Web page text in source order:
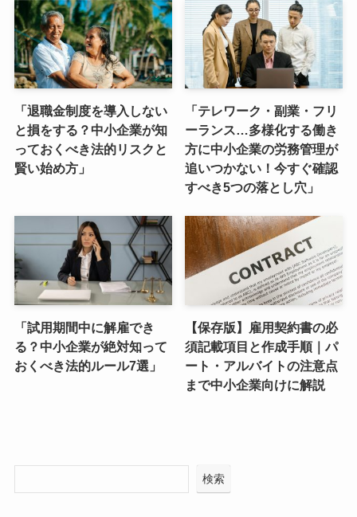
「退職金制度を導入しない
と損をする？中小企業が知
っておくべき法的リスクと
賢い始め方」
「テレワーク・副業・フリ
ーランス…多様化する働き
方に中小企業の労務管理が
追いつかない！今すぐ確認
すべき5つの落とし穴」
「試用期間中に解雇でき
る？中小企業が絶対知って
おくべき法的ルール7選」
【保存版】雇用契約書の必
須記載項目と作成手順｜パ
ート・アルバイトの注意点
まで中小企業向けに解説
検索